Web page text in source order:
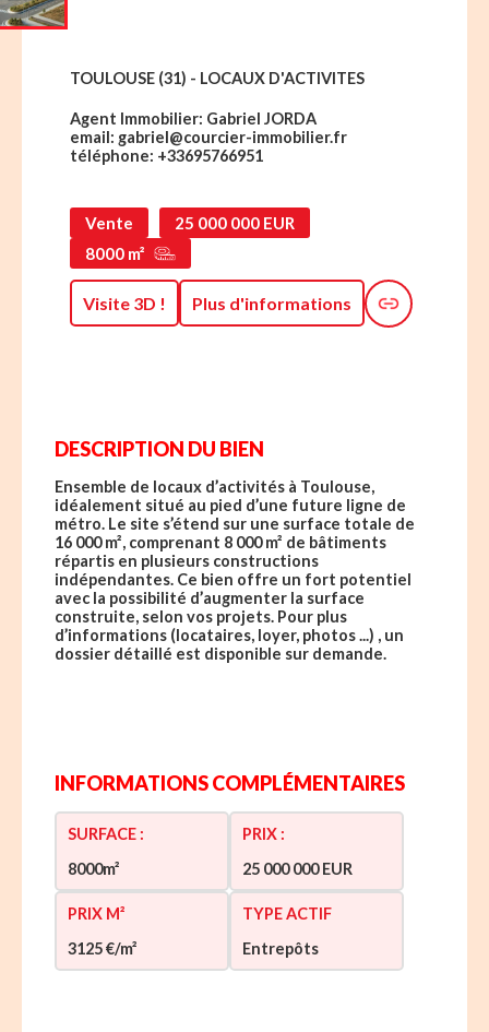
TOULOUSE (31) - LOCAUX D'ACTIVITES
Agent Immobilier: Gabriel JORDA
email: gabriel@courcier-immobilier.fr
téléphone: +33695766951
Vente
25 000 000 EUR
8000 m²
Visite 3D ! Plus d'informations
DESCRIPTION DU BIEN
Ensemble de locaux d’activités à Toulouse,
idéalement situé au pied d’une future ligne de
métro. Le site s’étend sur une surface totale de
16 000 m², comprenant 8 000 m² de bâtiments
répartis en plusieurs constructions
indépendantes. Ce bien offre un fort potentiel
avec la possibilité d’augmenter la surface
construite, selon vos projets. Pour plus
d’informations (locataires, loyer, photos ...) , un
dossier détaillé est disponible sur demande.
INFORMATIONS COMPLÉMENTAIRES
SURFACE :
8000m²
PRIX :
25 000 000 EUR
PRIX M²
3125 €/m²
TYPE ACTIF
Entrepôts